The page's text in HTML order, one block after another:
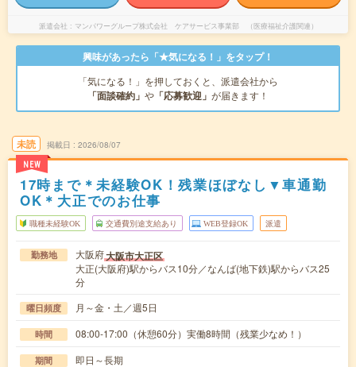
派遣会社 マンパワーグループ株式会社 ケアサービス事業部 （医療福祉介護関連）
興味があったら「★気になる！」をタップ！
「気になる！」を押しておくと、派遣会社から
「面談確約」 や 「応募歓迎」 が届きます！
未読
NEW
掲載日 2026/08/07
17時まで＊未経験OK！残業ほぼなし▼車通勤
OK＊大正でのお仕事
職種未経験OK 交通費別途支給あり WEB登録OK 派遣
勤務地 大阪府大阪市大正区
大正(大阪府)駅からバス10分／なんば(地下鉄)駅からバス25
分
曜日頻度 月～金・土／週5日
時間 08:00-17:00（休憩60分）実働8時間（残業少なめ！）
期間 即日～長期